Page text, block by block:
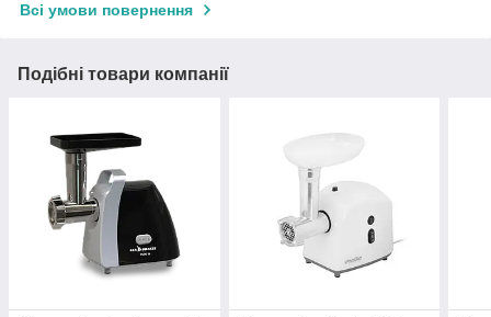
Всі умови повернення
Подібні товари компанії